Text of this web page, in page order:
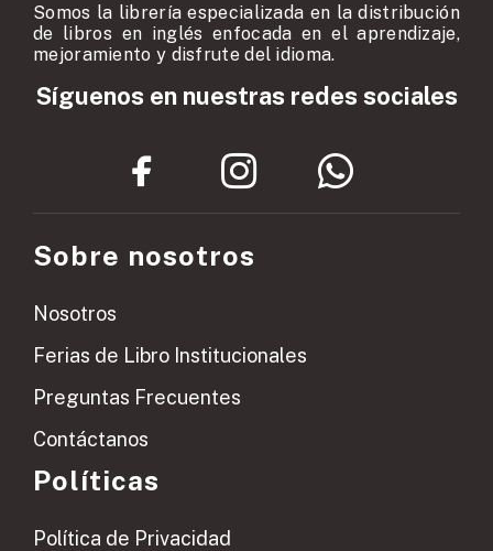
Somos la librería especializada en la distribución
de libros en inglés enfocada en el aprendizaje,
mejoramiento y disfrute del idioma.
Síguenos en nuestras redes sociales
Sobre nosotros
Nosotros
Ferias de Libro Institucionales
Preguntas Frecuentes
Contáctanos
Políticas
Política de Privacidad